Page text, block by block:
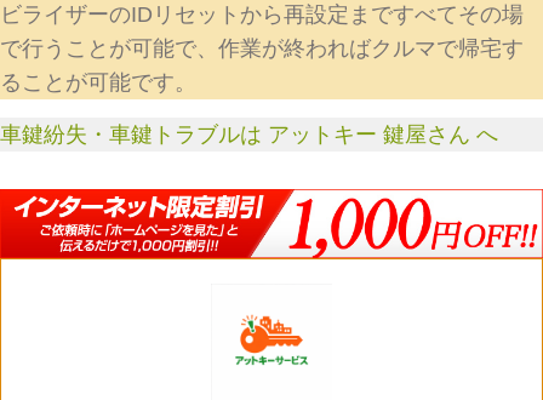
ビライザーのIDリセットから再設定まですべてその場
で行うことが可能で、作業が終わればクルマで帰宅す
ることが可能です。
車鍵紛失・車鍵トラブルは アットキー 鍵屋さん へ